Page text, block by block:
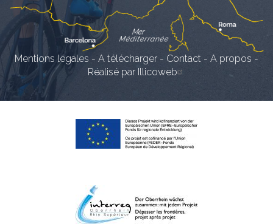
Mentions légales - A télécharger - Contact - A propos -
Réalisé par Illicoweb